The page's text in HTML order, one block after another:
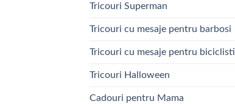
Tricouri Superman
Tricouri cu mesaje pentru barbosi
Tricouri cu mesaje pentru biciclisti
Tricouri Halloween
Cadouri pentru Mama